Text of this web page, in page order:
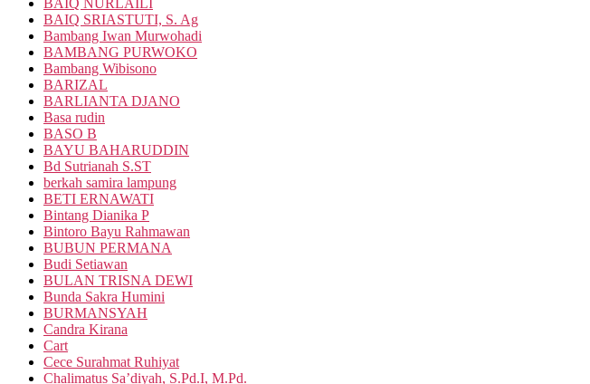
BAIQ NURLAILI
BAIQ SRIASTUTI, S. Ag
Bambang Iwan Murwohadi
BAMBANG PURWOKO
Bambang Wibisono
BARIZAL
BARLIANTA DJANO
Basa rudin
BASO B
BAYU BAHARUDDIN
Bd Sutrianah S.ST
berkah samira lampung
BETI ERNAWATI
Bintang Dianika P
Bintoro Bayu Rahmawan
BUBUN PERMANA
Budi Setiawan
BULAN TRISNA DEWI
Bunda Sakra Humini
BURMANSYAH
Candra Kirana
Cart
Cece Surahmat Ruhiyat
Chalimatus Sa’diyah, S.Pd.I, M.Pd.